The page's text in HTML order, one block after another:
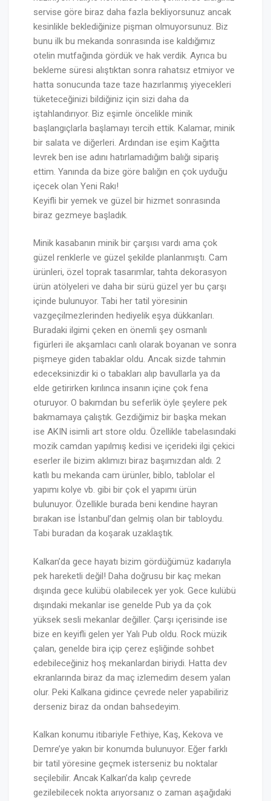
servise göre biraz daha fazla bekliyorsunuz ancak
kesinlikle beklediğinize pişman olmuyorsunuz. Biz
bunu ilk bu mekanda sonrasında ise kaldığımız
otelin mutfağında gördük ve hak verdik. Ayrıca bu
bekleme süresi alıştıktan sonra rahatsız etmiyor ve
hatta sonucunda taze taze hazırlanmış yiyecekleri
tüketeceğinizi bildiğiniz için sizi daha da
iştahlandırıyor. Biz eşimle öncelikle minik
başlangıçlarla başlamayı tercih ettik. Kalamar, minik
bir salata ve diğerleri. Ardından ise eşim Kağıtta
levrek ben ise adını hatırlamadığım balığı sipariş
ettim. Yanında da bize göre balığın en çok uyduğu
içecek olan Yeni Rakı!
Keyifli bir yemek ve güzel bir hizmet sonrasında
biraz gezmeye başladık.
Minik kasabanın minik bir çarşısı vardı ama çok
güzel renklerle ve güzel şekilde planlanmıştı. Cam
ürünleri, özel toprak tasarımlar, tahta dekorasyon
ürün atölyeleri ve daha bir sürü güzel yer bu çarşı
içinde bulunuyor. Tabi her tatil yöresinin
vazgeçilmezlerinden hediyelik eşya dükkanları.
Buradaki ilgimi çeken en önemli şey osmanlı
figürleri ile akşamlacı canlı olarak boyanan ve sonra
pişmeye giden tabaklar oldu. Ancak sizde tahmin
edeceksinizdir ki o tabakları alıp bavullarla ya da
elde getirirken kırılınca insanın içine çok fena
oturuyor. O bakımdan bu seferlik öyle şeylere pek
bakmamaya çalıştık. Gezdiğimiz bir başka mekan
ise AKIN isimli art store oldu. Özellikle tabelasındaki
mozik camdan yapılmış kedisi ve içerideki ilgi çekici
eserler ile bizim aklımızı biraz başımızdan aldı. 2
katlı bu mekanda cam ürünler, biblo, tablolar el
yapımı kolye vb. gibi bir çok el yapımı ürün
bulunuyor. Özellikle burada beni kendine hayran
bırakan ise İstanbul’dan gelmiş olan bir tabloydu.
Tabi buradan da koşarak uzaklaştık.
Kalkan’da gece hayatı bizim gördüğümüz kadarıyla
pek hareketli değil! Daha doğrusu bir kaç mekan
dışında gece kulübü olabilecek yer yok. Gece kulübü
dışındaki mekanlar ise genelde Pub ya da çok
yüksek sesli mekanlar değiller. Çarşı içerisinde ise
bize en keyifli gelen yer Yalı Pub oldu. Rock müzik
çalan, genelde bira içip çerez eşliğinde sohbet
edebileceğiniz hoş mekanlardan biriydi. Hatta dev
ekranlarında biraz da maç izlemedim desem yalan
olur. Peki Kalkana gidince çevrede neler yapabiliriz
derseniz biraz da ondan bahsedeyim.
Kalkan konumu itibariyle Fethiye, Kaş, Kekova ve
Demre’ye yakın bir konumda bulunuyor. Eğer farklı
bir tatil yöresine geçmek isterseniz bu noktalar
seçilebilir. Ancak Kalkan’da kalıp çevrede
gezilebilecek nokta arıyorsanız o zaman aşağıdaki